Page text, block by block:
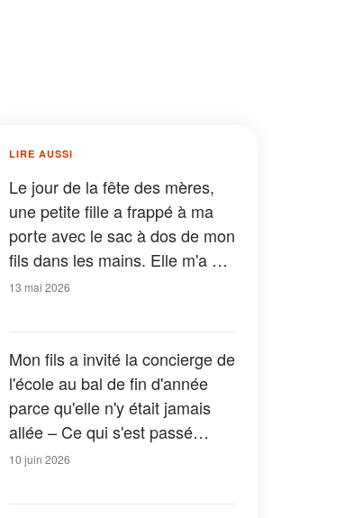
LIRE AUSSI
Le jour de la fête des mères,
une petite fille a frappé à ma
porte avec le sac à dos de mon
fils dans les mains. Elle m'a dit
: « C'est ça que vous
13 mai 2026
Mon fils a invité la concierge de
l'école au bal de fin d'année
parce qu'elle n'y était jamais
allée – Ce qui s'est passé
pendant leur danse a laissé
10 juin 2026